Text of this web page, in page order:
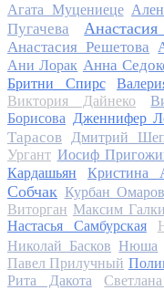
Агата Муцениеце
Пугачева
Анастасия Решетова
Ани Лорак Анна
Бритни Спирс
Виктория Дайнеко
Борисова Дженнифер
Тарасов Дмитрий
Ургант Иосиф
Кардашьян
Кристина
Собчак Курбан Омаров
Виторган Максим
Настасья Самбурская
Николай Басков Нюша
Павел Прилучный
Рита Дакота